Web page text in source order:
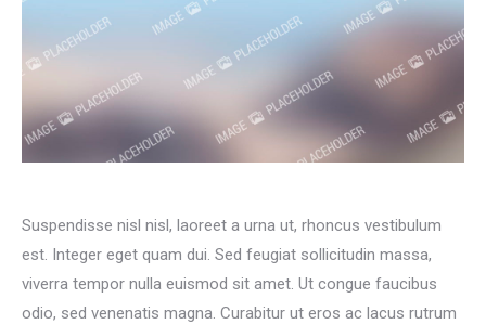
Suspendisse nisl nisl, laoreet a urna ut, rhoncus vestibulum
est. Integer eget quam dui. Sed feugiat sollicitudin massa,
viverra tempor nulla euismod sit amet. Ut congue faucibus
odio, sed venenatis magna. Curabitur ut eros ac lacus rutrum